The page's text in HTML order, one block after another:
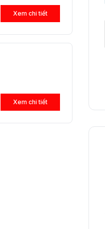
Xem chi tiết
Xem chi tiết